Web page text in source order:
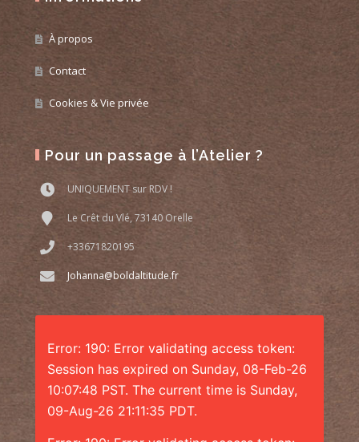
À propos
Contact
Cookies & Vie privée
Pour un passage à l’Atelier ?
UNIQUEMENT sur RDV !
Le Crêt du Vlé, 73140 Orelle
+33671820195
Johanna@boldaltitude.fr
Error: 190: Error validating access token:
Session has expired on Sunday, 08-Feb-26
10:07:48 PST. The current time is Sunday,
09-Aug-26 21:11:35 PDT.